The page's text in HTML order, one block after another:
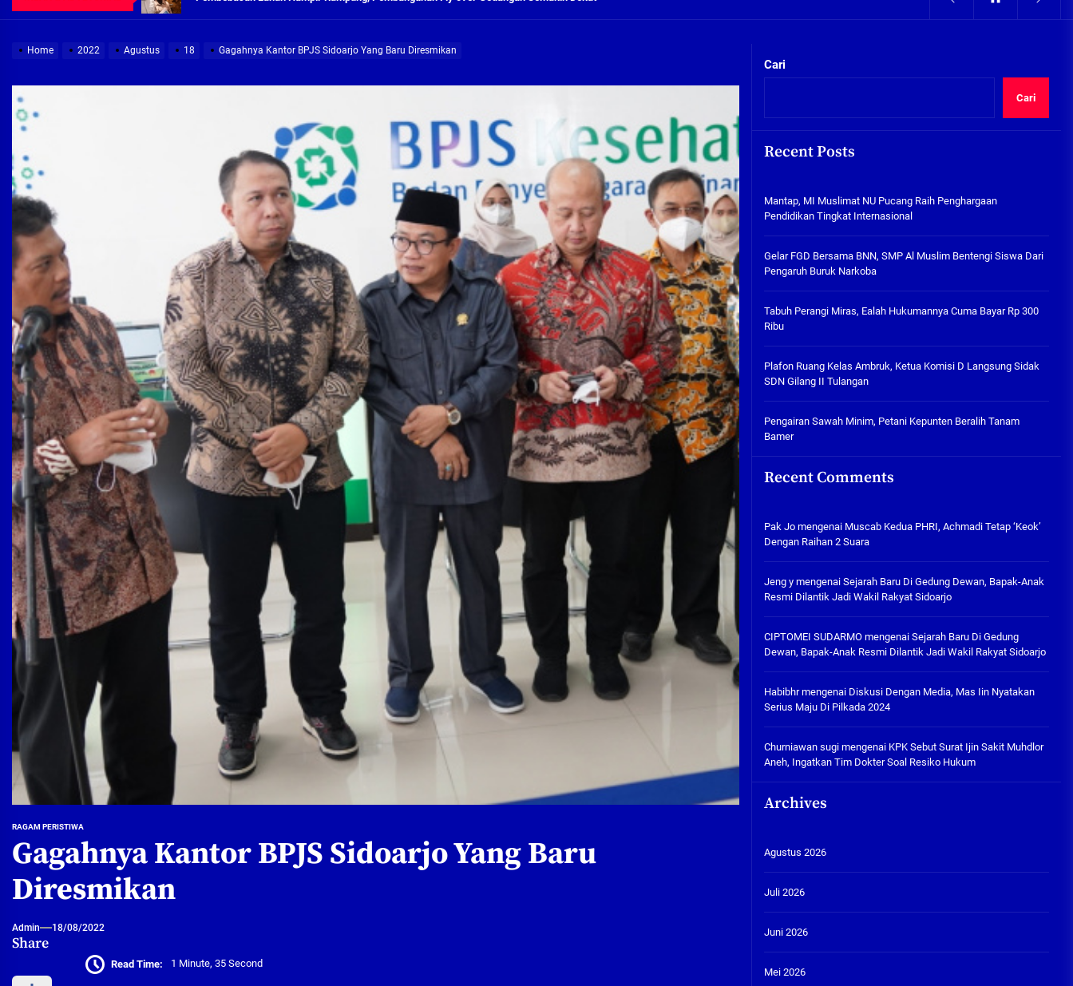
05/08/2026
Mantap, MI Muslimat NU
Pucang Raih Penghargaan
Gelar FGD Bersama BNN, SMP Al
Muslim Bentengi Siswa Dari
Pengaruh Buruk Narkoba
05/08/2026
300 Ribu
Plafon Ruang Kelas Ambruk,
Ketua Komisi D Langsung Sidak
SDN Gilang II Tulangan
05/08/2026
05/08/2026
Pembebasan Lahan Hampir Rampung, Pembangunan Fly over Gedangan Semakin Dekat
Terima aduan warga, Komisi A cari solusi masalah warga Seketi dan Urangagung
Demi Jajaran Direksi Delta Tirta Yang Profesional Dan Kapabel, Komisi B Dua Kali Panggil Pansel Dan Minta Ada Pakta Integritas
Home 2022 Agustus 18 Gagahnya Kantor BPJS Sidoarjo Yang Baru Diresmikan
RAGAM PERISTIWA
Gagahnya Kantor BPJS Sidoarjo Yang Baru
Diresmikan
Admin 18/08/2022
Share
Read Time: 1 Minute, 35 Second
Cari
Cari
Recent Posts
Mantap, MI Muslimat NU Pucang Raih Penghargaan
Pendidikan Tingkat Internasional
Gelar FGD Bersama BNN, SMP Al Muslim Bentengi Siswa Dari
Pengaruh Buruk Narkoba
Tabuh Perangi Miras, Ealah Hukumannya Cuma Bayar Rp 300
Ribu
Plafon Ruang Kelas Ambruk, Ketua Komisi D Langsung Sidak
SDN Gilang II Tulangan
Pengairan Sawah Minim, Petani Kepunten Beralih Tanam
Bamer
Recent Comments
Pak Jomengenai Muscab Kedua PHRI, Achmadi Tetap ‘Keok’
Dengan Raihan 2 Suara
Jeng ymengenai Sejarah Baru Di Gedung Dewan, Bapak-Anak
Resmi Dilantik Jadi Wakil Rakyat Sidoarjo
CIPTOMEI SUDARMOmengenai Sejarah Baru Di Gedung
Dewan, Bapak-Anak Resmi Dilantik Jadi Wakil Rakyat Sidoarjo
Habibhrmengenai Diskusi Dengan Media, Mas Iin Nyatakan
Serius Maju Di Pilkada 2024
Churniawan sugimengenai KPK Sebut Surat Ijin Sakit Muhdlor
Aneh, Ingatkan Tim Dokter Soal Resiko Hukum
Archives
Agustus 2026
Juli 2026
Juni 2026
Mei 2026